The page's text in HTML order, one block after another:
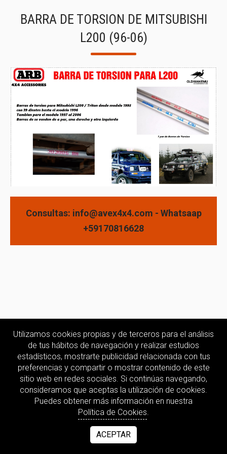
BARRA DE TORSION DE MITSUBISHI
L200 (96-06)
Consultas: info@avex4x4.com - Whatsaap
+59170816628
Utilizamos cookies propias y de terceros para el análisis
de tus hábitos de navegación y realizar estudios
estadísticos, mostrarte publicidad relacionada con tus
preferencias y compartir o mostrar contenido de este
sitio web en redes sociales. Si continúas navegando,
consideramos que aceptas la utilización de cookies.
Puedes obtener más información en nuestra
Política de Cookies.
ACEPTAR